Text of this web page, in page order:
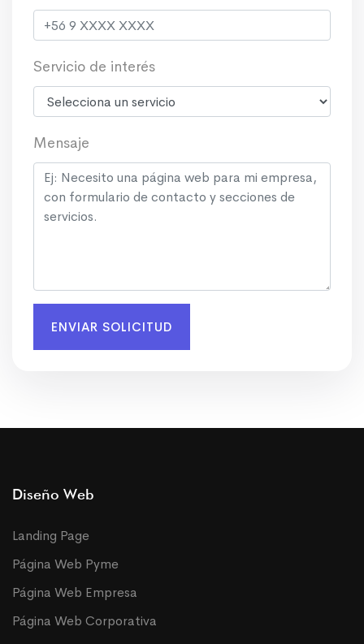
Servicio de interés
Mensaje
ENVIAR SOLICITUD
Diseño Web
Landing Page
Página Web Pyme
Página Web Empresa
Página Web Corporativa